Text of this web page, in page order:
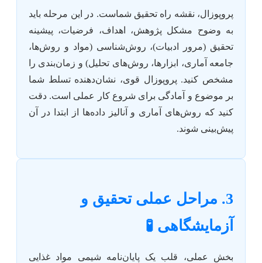
پروپوزال، نقشه راه تحقیق شماست. در این مرحله باید
به وضوح مشکل پژوهش، اهداف، فرضیات، پیشینه
تحقیق (مرور ادبیات)، روش‌شناسی (مواد و روش‌ها،
جامعه آماری، ابزارها، روش‌های تحلیل) و زمان‌بندی را
مشخص کنید. پروپوزال قوی، نشان‌دهنده تسلط شما
بر موضوع و آمادگی برای شروع کار عملی است. دقت
کنید که روش‌های آماری و آنالیز داده‌ها از ابتدا در آن
پیش‌بینی شوند.
3. مراحل عملی تحقیق و
آزمایشگاهی 🧪
بخش عملی، قلب یک پایان‌نامه شیمی مواد غذایی